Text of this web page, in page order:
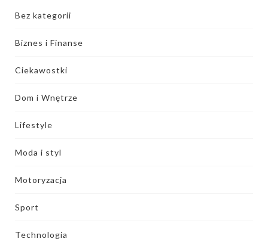
Bez kategorii
Biznes i Finanse
Ciekawostki
Dom i Wnętrze
Lifestyle
Moda i styl
Motoryzacja
Sport
Technologia